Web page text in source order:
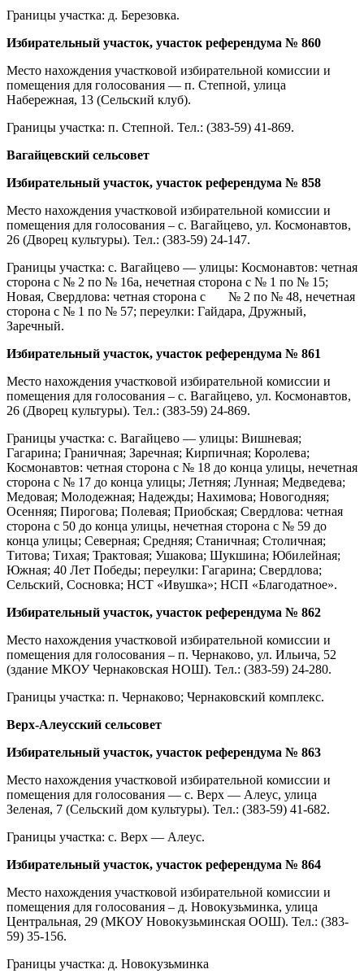
Границы участка: д. Березовка.
Избирательный участок, участок референдума № 860
Место нахождения участковой избирательной комиссии и
помещения для голосования — п. Степной, улица
Набережная, 13 (Сельский клуб).
Границы участка: п. Степной. Тел.: (383-59) 41-869.
Вагайцевский сельсовет
Избирательный участок, участок референдума № 858
Место нахождения участковой избирательной комиссии и
помещения для голосования – с. Вагайцево, ул. Космонавтов,
26 (Дворец культуры). Тел.: (383-59) 24-147.
Границы участка: с. Вагайцево — улицы: Космонавтов: четная
сторона с № 2 по № 16а, нечетная сторона с № 1 по № 15;
Новая, Свердлова: четная сторона с № 2 по № 48, нечетная
сторона с № 1 по № 57; переулки: Гайдара, Дружный,
Заречный.
Избирательный участок, участок референдума № 861
Место нахождения участковой избирательной комиссии и
помещения для голосования – с. Вагайцево, ул. Космонавтов,
26 (Дворец культуры). Тел.: (383-59) 24-869.
Границы участка: с. Вагайцево — улицы: Вишневая;
Гагарина; Граничная; Заречная; Кирпичная; Королева;
Космонавтов: четная сторона с № 18 до конца улицы, нечетная
сторона с № 17 до конца улицы; Летняя; Лунная; Медведева;
Медовая; Молодежная; Надежды; Нахимова; Новогодняя;
Осенняя; Пирогова; Полевая; Приобская; Свердлова: четная
сторона с 50 до конца улицы, нечетная сторона с № 59 до
конца улицы; Северная; Средняя; Станичная; Столичная;
Титова; Тихая; Трактовая; Ушакова; Шукшина; Юбилейная;
Южная; 40 Лет Победы; переулки: Гагарина; Свердлова;
Сельский, Сосновка; НСТ «Ивушка»; НСП «Благодатное».
Избирательный участок, участок референдума № 862
Место нахождения участковой избирательной комиссии и
помещения для голосования – п. Чернаково, ул. Ильича, 52
(здание МКОУ Чернаковская НОШ). Тел.: (383-59) 24-280.
Границы участка: п. Чернаково; Чернаковский комплекс.
Верх-Алеусский сельсовет
Избирательный участок, участок референдума № 863
Место нахождения участковой избирательной комиссии и
помещения для голосования — с. Верх — Алеус, улица
Зеленая, 7 (Сельский дом культуры). Тел.: (383-59) 41-682.
Границы участка: с. Верх — Алеус.
Избирательный участок, участок референдума № 864
Место нахождения участковой избирательной комиссии и
помещения для голосования – д. Новокузьминка, улица
Центральная, 29 (МКОУ Новокузьминская ООШ). Тел.: (383-
59) 35-156.
Границы участка: д. Новокузьминка